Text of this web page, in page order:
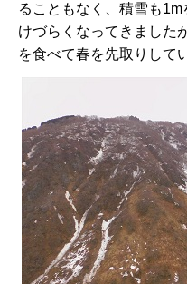
ることもなく、積雪も
けづらくなってきました
を食べて春を先取りして